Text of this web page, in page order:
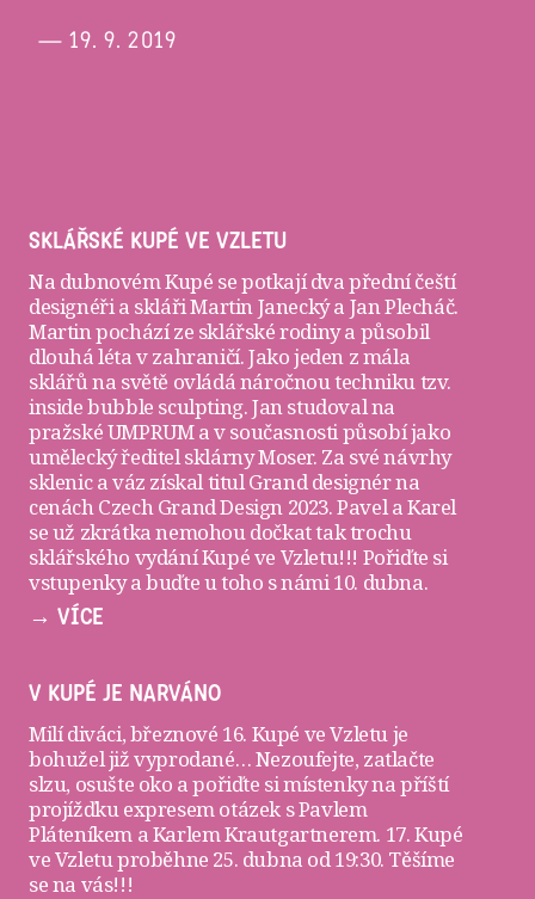
— 19. 9. 2019
SKLÁŘSKÉ KUPÉ VE VZLETU
Na dubnovém Kupé se potkají dva přední čeští
designéři a sklářiMartin Janeckýa Jan Plecháč.
Martin pochází ze sklářské rodiny a působil
dlouhá léta v zahraničí. Jako jeden z mála
sklářů na světě ovládá náročnou techniku tzv.
inside bubble sculpting. Jan studoval na
pražské UMPRUM a v současnosti působí jako
umělecký ředitel sklárny Moser. Za své návrhy
sklenic a váz získal titul Grand designér na
cenách Czech Grand Design 2023. Pavel a Karel
se už zkrátka nemohou dočkat tak trochu
sklářského vydání Kupé ve Vzletu!!! Pořiďte si
vstupenkya buďte u toho s námi 10. dubna.
→ VÍCE
V KUPÉ JE NARVÁNO
Milí diváci, březnové 16. Kupé ve Vzletu je
bohužel již vyprodané… Nezoufejte, zatlačte
slzu, osušte oko a pořiďte simístenkyna příští
projížďku expresem otázek s Pavlem
Pláteníkem a Karlem Krautgartnerem. 17. Kupé
ve Vzletu proběhne 25. dubna od 19:30. Těšíme
se na vás!!!